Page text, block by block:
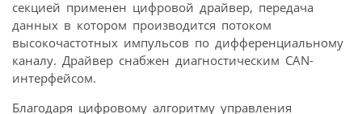
секцией применен цифровой драйвер, передача
данных в котором производится потоком
высокочастотных импульсов по дифференциальному
каналу. Драйвер снабжен диагностическим CAN-
интерфейсом.
Благодаря цифровому алгоритму управления